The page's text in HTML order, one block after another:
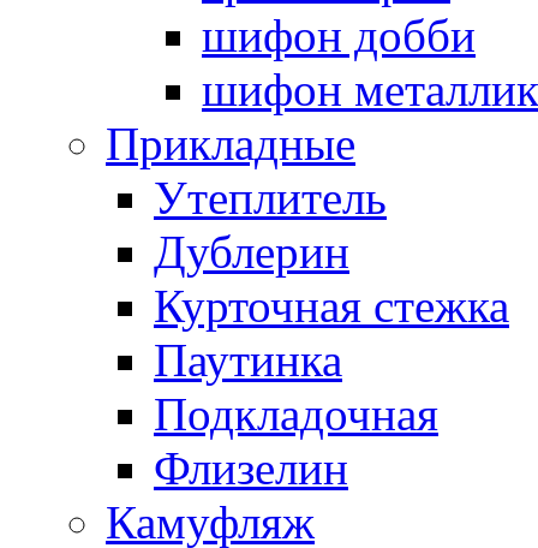
шифон добби
шифон металлик
Прикладные
Утеплитель
Дублерин
Курточная стежка
Паутинка
Подкладочная
Флизелин
Камуфляж